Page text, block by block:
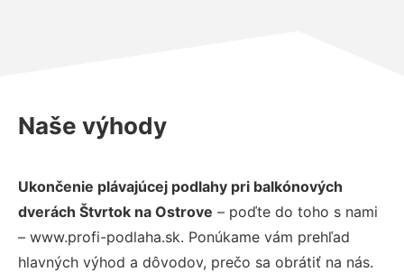
Naše výhody
Ukončenie plávajúcej podlahy pri balkónových
dverách Štvrtok na Ostrove – poďte do toho s nami
– www.profi-podlaha.sk. Ponúkame vám prehľad
hlavných výhod a dôvodov, prečo sa obrátiť na nás.